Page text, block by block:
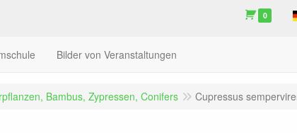
0
Bilder von Veranstaltungen
Bambus, Zypressen, Conifers Cupressus